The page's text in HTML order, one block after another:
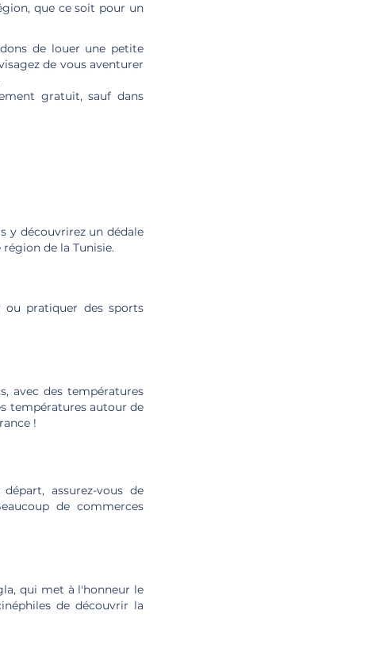
que ce soit pour un
de louer une petite
de vous aventurer
gratuit, sauf dans
y découvrirez un dédale
de la Tunisie.
ou pratiquer des sports
avec des températures
températures autour de
!
assurez-vous de
de commerces
qui met à l'honneur le
de découvrir la